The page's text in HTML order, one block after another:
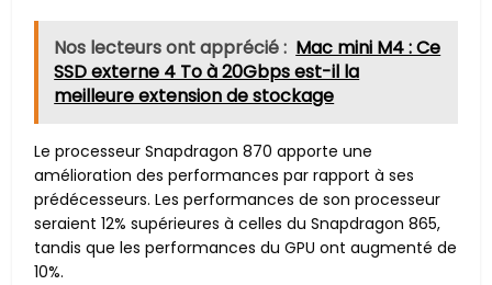
Nos lecteurs ont apprécié : Mac mini M4 : Ce
SSD externe 4 To à 20Gbps est-il la
meilleure extension de stockage
Le processeur Snapdragon 870 apporte une
amélioration des performances par rapport à ses
prédécesseurs. Les performances de son processeur
seraient 12% supérieures à celles du Snapdragon 865,
tandis que les performances du GPU ont augmenté de
10%.